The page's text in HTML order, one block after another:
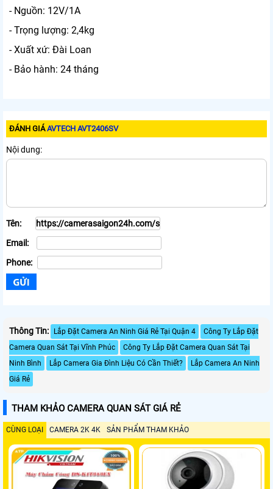
- Nguồn: 12V/1A
- Trọng lượng: 2,4kg
- Xuất xứ: Đài Loan
- Bảo hành: 24 tháng
ĐÁNH GIÁAVTECH AVT2406SV
Nội dung:
Tên:
Email:
Phone:
Thông Tin: Lắp Đặt Camera An Ninh Giá Rẻ Tại Quận 4
Công Ty Lắp Đặt
Camera Quan Sát Tại Vĩnh Phúc
Công Ty Lắp Đặt Camera Quan Sát Tại
Ninh Bình
Lắp Camera Gia Đình Liệu Có Cần Thiết?
Lắp Camera An Ninh
Giá Rẻ
THAM KHẢO CAMERA QUAN SÁT GIÁ RẺ
CÙNG LOẠI CAMERA 2K 4K SẢN PHẨM THAM KHẢO